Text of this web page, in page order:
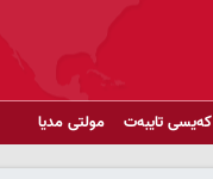
کەیسی تایبەت مولتی مدیا